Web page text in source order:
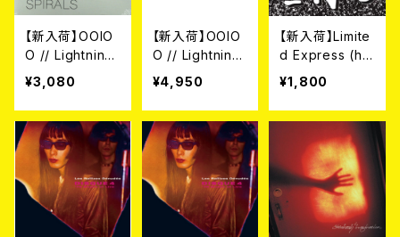
【新入荷】OOIO
O // Lightning
Bolt / THE HO
RIZON SPIRAL
S//THE HORIZ
ON VIRAL (C
D)
¥3,080
【新入荷】OOIO
O // Lightning
Bolt / The Hor
izon Spirals //
The Horizon
Viral(帯付き国
内仕様・Metalli
c Silver LP)
¥4,950
【新入荷】Limite
d Express (ha
s gone?) / CIE
N ARANAS
(7")
¥1,800